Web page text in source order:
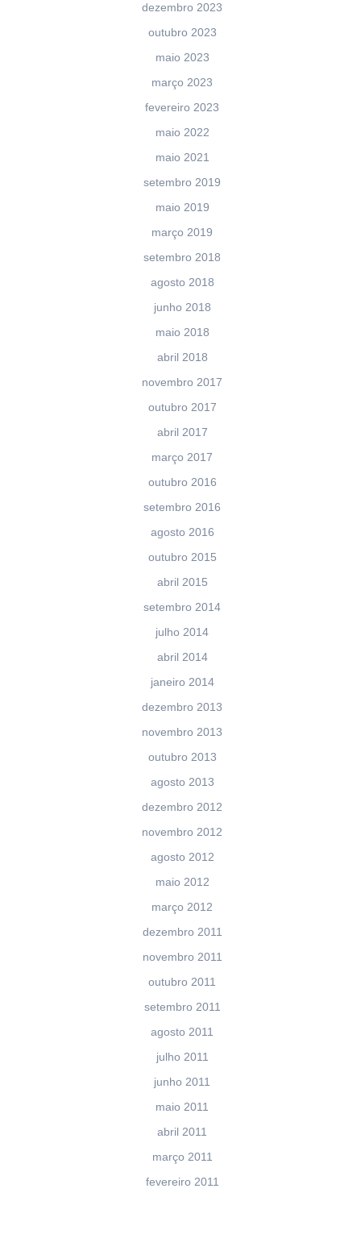
dezembro 2023
outubro 2023
maio 2023
março 2023
fevereiro 2023
maio 2022
maio 2021
setembro 2019
maio 2019
março 2019
setembro 2018
agosto 2018
junho 2018
maio 2018
abril 2018
novembro 2017
outubro 2017
abril 2017
março 2017
outubro 2016
setembro 2016
agosto 2016
outubro 2015
abril 2015
setembro 2014
julho 2014
abril 2014
janeiro 2014
dezembro 2013
novembro 2013
outubro 2013
agosto 2013
dezembro 2012
novembro 2012
agosto 2012
maio 2012
março 2012
dezembro 2011
novembro 2011
outubro 2011
setembro 2011
agosto 2011
julho 2011
junho 2011
maio 2011
abril 2011
março 2011
fevereiro 2011